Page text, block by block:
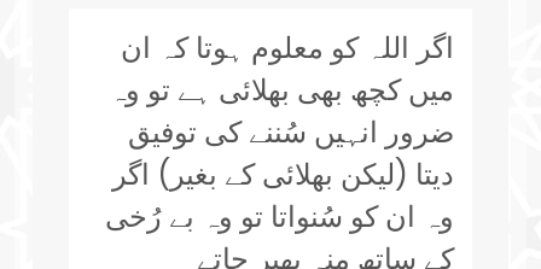
اگر اللہ کو معلوم ہوتا کہ ان
میں کچھ بھی بھلائی ہے تو وہ
ضرور انہیں سُننے کی توفیق
دیتا (لیکن بھلائی کے بغیر) اگر
وہ ان کو سُنواتا تو وہ بے رُخی
کے ساتھ منہ پھیر جاتے